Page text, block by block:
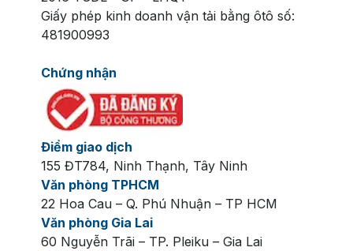
Giấy phép kinh doanh vận tải bằng ôtô số:
481900993
Chứng nhận
Điểm giao dịch
155 ĐT784, Ninh Thạnh, Tây Ninh
Văn phòng TPHCM
22 Hoa Cau – Q. Phú Nhuận – TP HCM
Văn phòng Gia Lai
60 Nguyễn Trãi – TP. Pleiku – Gia Lai